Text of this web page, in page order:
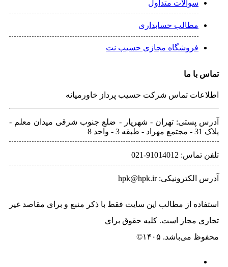
سوالات متداول
مطالب حسابداری
فروشگاه مجازی حسیب نت
تماس با ما
اطلاعات تماس شرکت حسیب پرداز خاورمیانه
آدرس پستی: تهران - شهريار - ضلع جنوب شرقی میدان معلم -
پلاک 31 - مجتمع مهراد - طبقه 3 - واحد 8
تلفن‌ تماس: 91014012-021
آدرس الکترونیکی: hpk@hpk.ir
استفاده از مطالب این سایت فقط با ذکر منبع و برای مقاصد غیر
تجاری مجاز است. کلیه حقوق برایحسیب پرداز خاورمیانه
محفوظ می‌باشد. ۱۴۰۵©